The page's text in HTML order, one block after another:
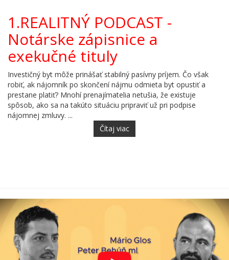
1.REALITNÝ PODCAST -
Notárske zápisnice a
exekučné tituly
Investičný byt môže prinášať stabilný pasívny príjem. Čo však
robiť, ak nájomník po skončení nájmu odmieta byt opustiť a
prestane platiť? Mnohí prenajímatelia netušia, že existuje
spôsob, ako sa na takúto situáciu pripraviť už pri podpise
nájomnej zmluvy. ...
Čítaj viac